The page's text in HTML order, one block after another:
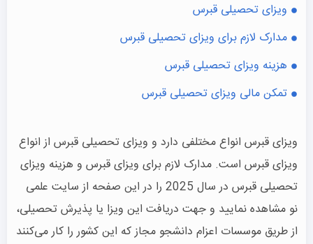
ویزای تحصیلی قبرس
مدارک لازم برای ویزای تحصیلی قبرس
هزینه ویزای تحصیلی قبرس
تمکن مالی ویزای تحصیلی قبرس
ویزای قبرس انواع مختلفی دارد و ویزای تحصیلی قبرس از انواع
ویزای قبرس است. مدارک لازم برای ویزای قبرس و هزینه ویزای
تحصیلی قبرس در سال 2025 را در این صفحه از سایت علمی
نو مشاهده نمایید و جهت دریافت این ویزا یا پذیرش تحصیلی،
از طریق موسسات اعزام دانشجو مجاز که این کشور را کار می‌کنند